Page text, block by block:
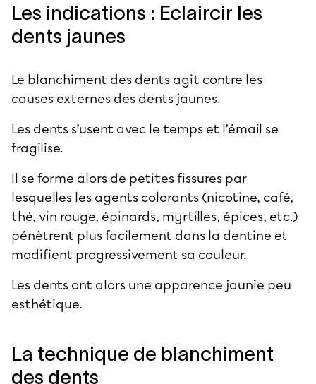
Les indications : Eclaircir les
dents jaunes
Le blanchiment des dents agit contre les
causes externes des dents jaunes.
Les dents s’usent avec le temps et l’émail se
fragilise.
Il se forme alors de petites fissures par
lesquelles les agents colorants (nicotine, café,
thé, vin rouge, épinards, myrtilles, épices, etc.)
pénètrent plus facilement dans la dentine et
modifient progressivement sa couleur.
Les dents ont alors une apparence jaunie peu
esthétique.
La technique de blanchiment
des dents